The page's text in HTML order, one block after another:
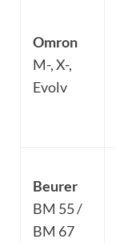
Omron
M-, X-,
Evolv
Beurer
BM 55 /
BM 67